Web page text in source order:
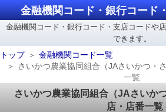
金融機関コード・銀行コード
金融機関コード・銀行コード・支店コードや
できます。
トップ
金融機関コード一覧
さいかつ農業協同組合（JAさいかつ・
一覧
さいかつ農業協同組合（JAさいか
店・店番一覧